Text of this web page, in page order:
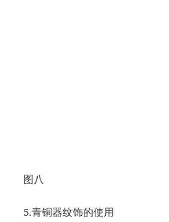
图八
5.青铜器纹饰的使用